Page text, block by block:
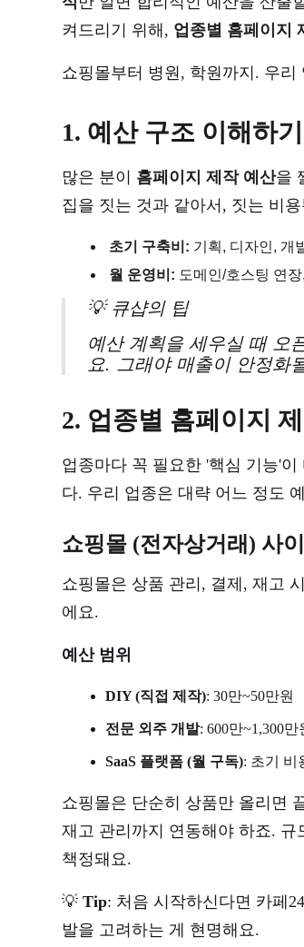
켜드리기 위해, 업종별 홈페이지
쇼핑몰부터 병원, 학원까지. 우
1. 예산 구조 이해하
많은 분이 홈페이지 제작 예산을
집을 짓는 것과 같아서, 짓는 비
초기 구축비: 기획, 디자인, 개
월 운영비: 도메인/호스팅 연
💡 큐샵의 팁
예산 계획을 세우실 때 오
요. 그래야 매출이 안정화
2. 업종별 홈페이지
업종마다 꼭 필요한 '핵심 기능'
다. 우리 업종은 대략 어느 정도
쇼핑몰 (전자상거래) 사
쇼핑몰은 상품 관리, 결제, 재고
에요.
예산 범위
DIY (직접 제작): 30만~50만원
전문 외주 개발: 600만~1,300만
SaaS 플랫폼 (월 구독): 초기 비
쇼핑몰은 단순히 상품만 올리면
재고 관리까지 연동해야 하죠.
책정돼요.
💡 Tip: 처음 시작하신다면 카페
발을 고려하는 게 현명해요.